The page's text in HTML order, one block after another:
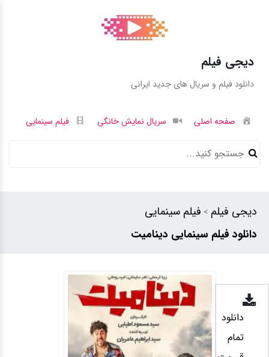
دیجی فیلم
دانلود فیلم و سریال های جدید ایرانی
صفحه اصلی سریال نمایش خانگی فیلم سینمایی
دیجی فیلم > فیلم سینمایی
دانلود فیلم سینمایی دینامیت
دانلود
تمام